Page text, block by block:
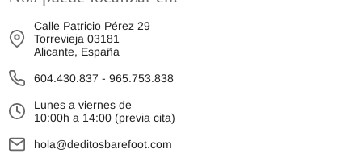
Calle Patricio Pérez 29
Torrevieja 03181
Alicante, España
604.430.837 - 965.753.838
Lunes a viernes de
10:00h a 14:00 (previa cita)
hola@deditosbarefoot.com